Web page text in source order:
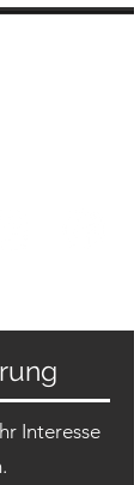
Interesse